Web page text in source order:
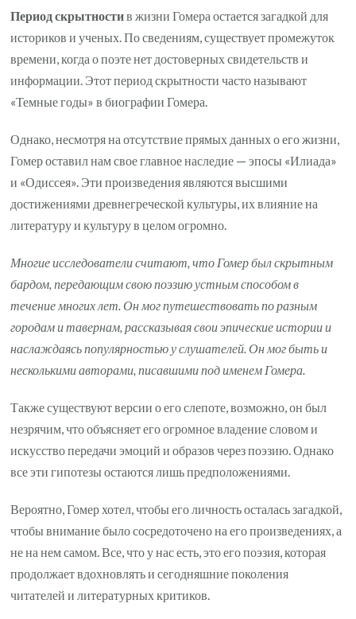
Период скрытностив жизни Гомера остается загадкой для
историков и ученых. По сведениям, существует промежуток
времени, когда о поэте нет достоверных свидетельств и
информации. Этот период скрытности часто называют
«Темные годы» в биографии Гомера.
Однако, несмотря на отсутствие прямых данных о его жизни,
Гомер оставил нам свое главное наследие — эпосы «Илиада»
и «Одиссея». Эти произведения являются высшими
достижениями древнегреческой культуры, их влияние на
литературу и культуру в целом огромно.
Многие исследователи считают, что Гомер был скрытным
бардом, передающим свою поэзию устным способом в
течение многих лет. Он мог путешествовать по разным
городам и тавернам, рассказывая свои эпические истории и
наслаждаясь популярностью у слушателей. Он мог быть и
несколькими авторами, писавшими под именем Гомера.
Также существуют версии о его слепоте, возможно, он был
незрячим, что объясняет его огромное владение словом и
искусство передачи эмоций и образов через поэзию. Однако
все эти гипотезы остаются лишь предположениями.
Вероятно, Гомер хотел, чтобы его личность осталась загадкой,
чтобы внимание было сосредоточено на его произведениях, а
не на нем самом. Все, что у нас есть, это его поэзия, которая
продолжает вдохновлять и сегодняшние поколения
читателей и литературных критиков.